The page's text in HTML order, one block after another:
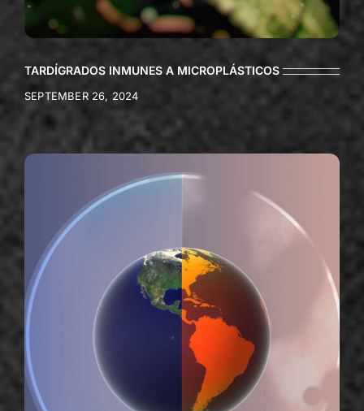
TARDÍGRADOS INMUNES A MICROPLÁSTICOS
SEPTEMBER 26, 2024